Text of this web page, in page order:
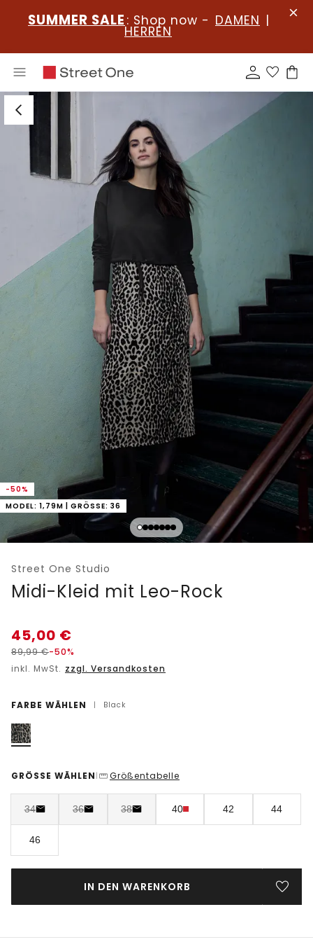
SUMMER SALE : Shop now - DAMEN |
HERREN
-50%
MODEL: 1,79M | GRÖSSE: 36
Street One Studio
Midi-Kleid mit Leo-Rock
45,00 €
89,99€-50%
inkl. MwSt. zzgl. Versandkosten
FARBE WÄHLEN | Black
GRÖSSE WÄHLEN | Größentabelle
34 36 38 40 42 44
46
IN DEN WARENKORB